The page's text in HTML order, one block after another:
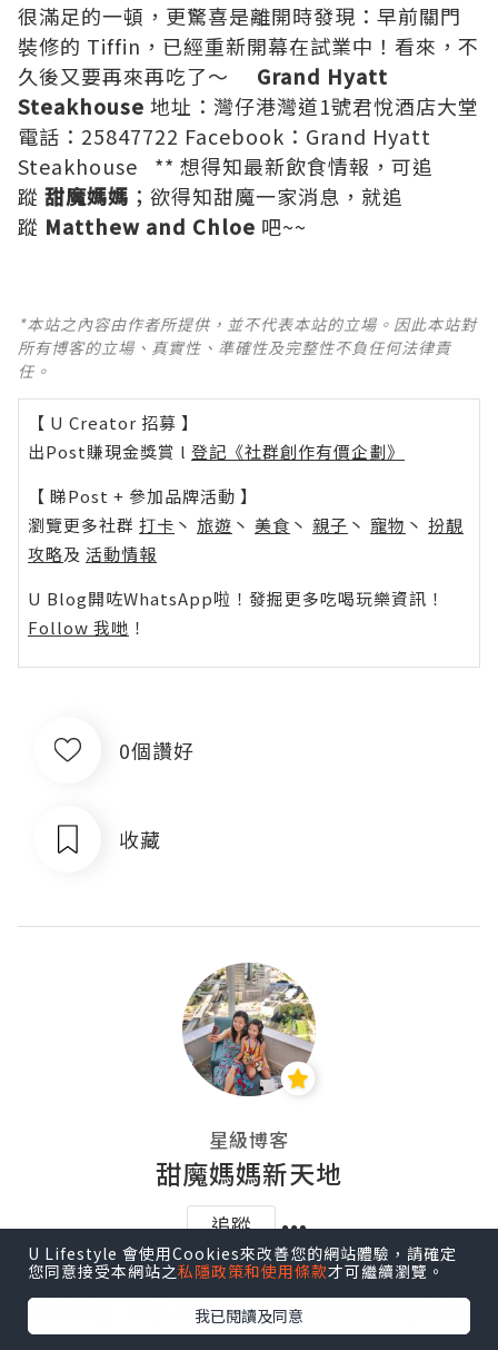
很滿足的一頓，更驚喜是離開時發現：早前關門
裝修的 Tiffin，已經重新開幕在試業中！看來，不
久後又要再來再吃了～ Grand Hyatt
Steakhouse 地址：灣仔港灣道1號君悅酒店大堂
電話：25847722 Facebook： Grand Hyatt
Steakhouse ** 想得知最新飲食情報，可追
蹤 甜魔媽媽 ；欲得知甜魔一家消息，就追
蹤 Matthew and Chloe 吧~~
*本站之內容由作者所提供，並不代表本站的立場。因此本站對
所有博客的立場、真實性、準確性及完整性不負任何法律責
任。
【 U Creator 招募 】
出Post賺現金獎賞 l 登記《社群創作有價企劃》
【 睇Post + 參加品牌活動 】
瀏覽更多社群 打卡 丶 旅遊 丶 美食 丶 親子 丶 寵物 丶 扮靚
攻略及 活動情報
U Blog開咗WhatsApp啦！發掘更多吃喝玩樂資訊！
Follow 我哋 ！
0個讚好
收藏
星級博客
甜魔媽媽新天地
追蹤
精明又為食的甜魔媽媽，與大家分享旅遊美食 (特
別係甜食)，以及Matthew and Chloe小兄妹的點
點滴滴!
U Lifestyle 會使用Cookies來改善您的網站體驗，請確定
您同意接受本網站之私隱政策和使用條款才可繼續瀏覽。
我已閱讀及同意